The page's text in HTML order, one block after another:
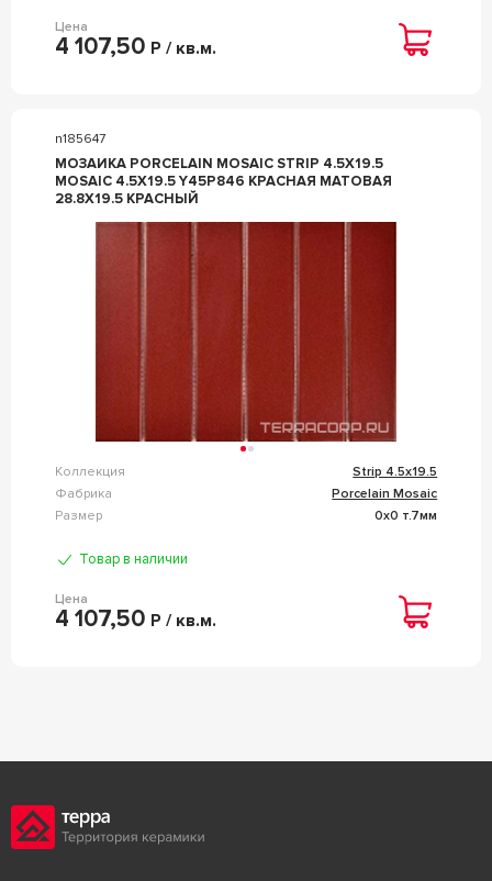
Цена
4 107,50 Р / кв.м.
n185647
МОЗАИКА PORCELAIN MOSAIC STRIP 4.5X19.5
MOSAIC 4.5X19.5 Y45P846 КРАСНАЯ МАТОВАЯ
28.8X19.5 КРАСНЫЙ
Коллекция
Strip 4.5x19.5
Фабрика
Porcelain Mosaic
Размер
0x0 т.7мм
Товар в наличии
Цена
4 107,50 Р / кв.м.